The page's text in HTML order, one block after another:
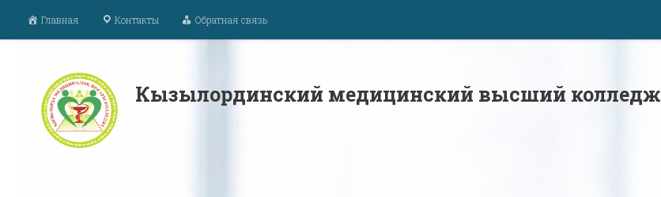
Перейти к содержимому
Главная Контакты Обратная связь
Кызылординский медицинский высший колледж